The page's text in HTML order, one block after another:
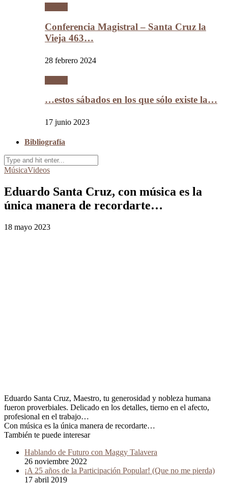
Conferencia Magistral – Santa Cruz la
Vieja 463…
28 febrero 2024
…estos sábados en los que sólo existe la…
17 junio 2023
Bibliografía
MúsicaVideos
Eduardo Santa Cruz, con música es la
única manera de recordarte…
18 mayo 2023
Eduardo Santa Cruz, Maestro, tu generosidad y nobleza humana
fueron proverbiales. Delicado en los detalles, tierno en el afecto,
profesional en el trabajo…
Con música es la única manera de recordarte…
También te puede interesar
Hablando de Futuro con Maggy Talavera
26 noviembre 2022
¡A 25 años de la Participación Popular! (Que no me pierda)
17 abril 2019